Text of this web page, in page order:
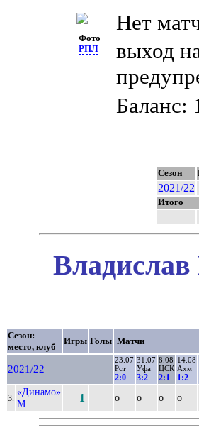
Фото
РПЛ
Нет
выход
Баланс:
Сезон
2021/22
Итого
Владислав
Сезон:
место, клуб
Игры Голы Матчи
2021/22
23.07
Рст
2:0
31.07
Уфа
3:2
8.08
ЦСК
2:1
14.08
Ахм
1:2
3.
«Динамо»
М
1 о о о о